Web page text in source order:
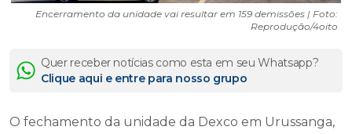
Encerramento da unidade vai resultar em 159 demissões | Foto:
Reprodução/4oito
Quer receber notícias como esta em seu Whatsapp?
Clique aqui e entre para nosso grupo
O fechamento da unidade da Dexco em Urussanga,